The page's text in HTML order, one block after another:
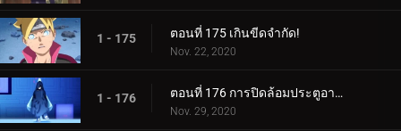
1 - 175 ตอนที่ 175 เกินขีดจำกัด!
Nov. 22, 2020
1 - 176 ตอนที่ 176 การปิดล้อมประตูอาอุน!
Nov. 29, 2020